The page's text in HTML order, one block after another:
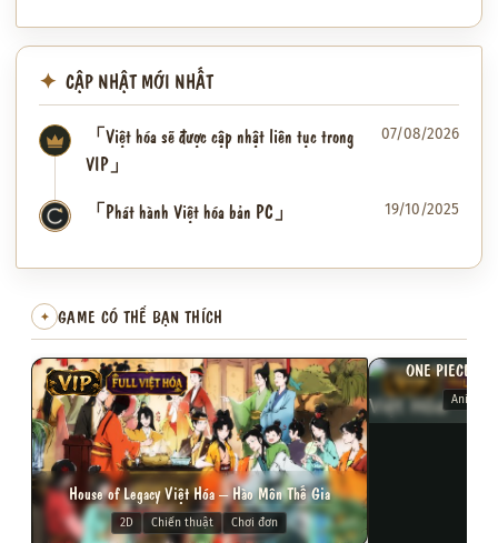
CẬP NHẬT MỚI NHẤT
「Việt hóa sẽ được cập nhật liên tục trong
VIP」
07/08/2026
✦ 「Phát hành Việt hóa bản PC」 19/10/2025
✦ GAME CÓ THỂ BẠN THÍCH
VIP FULL VIỆT HÓA
House of Legacy Việt Hóa – Hào Môn Thế Gia
2D Chiến thuật Chơi đơn
VIP FULL
ONE PIECE:
Anime